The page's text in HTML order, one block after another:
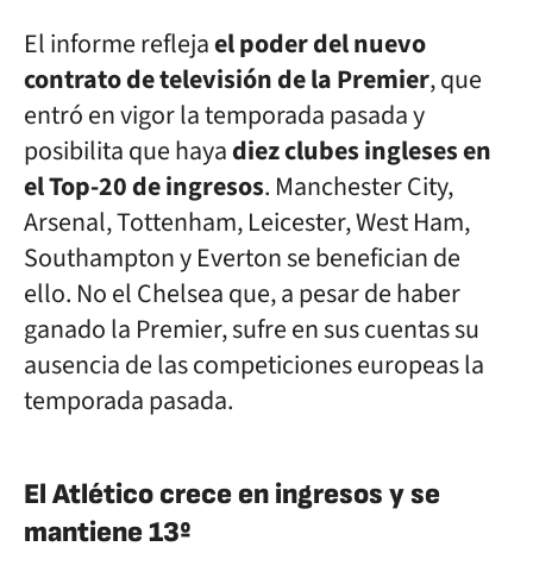
El informe reflejael poder del nuevo
contrato de televisión de la Premier, que
entró en vigor la temporada pasada y
posibilita que hayadiez clubes ingleses en
el Top-20 de ingresos. Manchester City,
Arsenal, Tottenham, Leicester, West Ham,
Southampton y Everton se benefician de
ello. No el Chelsea que, a pesar de haber
ganado la Premier, sufre en sus cuentas su
ausencia de las competiciones europeas la
temporada pasada.
El Atlético crece en ingresos y se
mantiene 13º